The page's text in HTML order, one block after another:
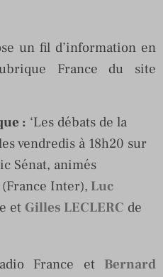
un fil d’information en
France du site
: ‘Les débats de la
vendredis à 18h20 sur
Sénat, animés
(France Inter), Luc
et Gilles LECLERC de
France et Bernard